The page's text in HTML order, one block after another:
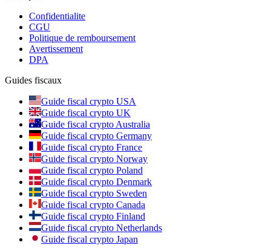
Confidentialite
CGU
Politique de remboursement
Avertissement
DPA
Guides fiscaux
Guide fiscal crypto USA
Guide fiscal crypto UK
Guide fiscal crypto Australia
Guide fiscal crypto Germany
Guide fiscal crypto France
Guide fiscal crypto Norway
Guide fiscal crypto Poland
Guide fiscal crypto Denmark
Guide fiscal crypto Sweden
Guide fiscal crypto Canada
Guide fiscal crypto Finland
Guide fiscal crypto Netherlands
Guide fiscal crypto Japan